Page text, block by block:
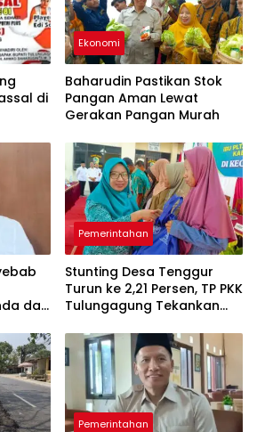
di
Ekonomi
Baharudin Pastikan Stok
Pangan Aman Lewat
Gerakan Pangan Murah
dan
Pemerintahan
Stunting Desa Tenggur
Turun ke 2,21 Persen, TP PKK
Tulungagung Tekankan
Berkelanjutan
Pemerintahan